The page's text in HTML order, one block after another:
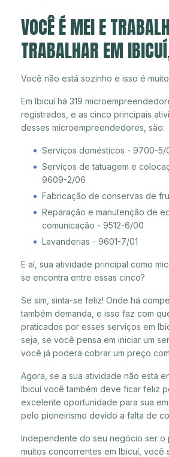
VOCÊ É MEI E
TRABALHAR EM
Você não está sozinho e isso é
Em Ibicuí há 319
registrados, e as cinco principais
desses microempreendedores, são:
Serviços domésticos - 9700-5/
Serviços de tatuagem e
9609-2/06
Fabricação de conservas de
Reparação e manutenção de
comunicação - 9512-6/00
Lavanderias - 9601-7/01
E aí, sua atividade principal como
se encontra entre essas cinco?
Se sim, sinta-se feliz! Onde há
também demanda, e isso faz com
praticados por esses serviços em
seja, se você pensa em iniciar um
você já poderá cobrar um preço
Agora, se a sua atividade não está
Ibicuí você também deve ficar feliz
excelente oportunidade para sua
pelo pioneirismo devido a falta de
Independente do seu negócio ser o
muitos concorrentes em Ibicuí, você